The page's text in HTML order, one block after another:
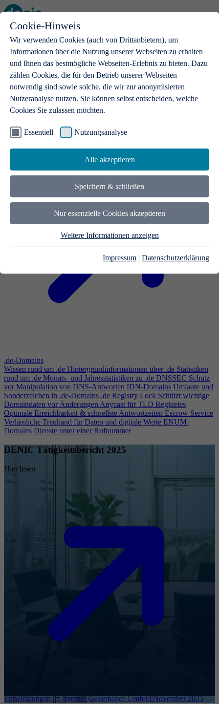
Cookie-Hinweis
Wir verwenden Cookies (auch von Drittanbietern), um
Informationen über die Nutzung unserer Webseiten zu erhalten
und Ihnen das bestmögliche Webseiten-Erlebnis zu bieten. Dazu
zählen Cookies, die für den Betrieb unserer Webseiten
notwendig sind sowie solche, die wir zur anonymisierten
Nutzeranalyse nutzen. Sie können selbst entscheiden, welche
Cookies Sie zulassen möchten.
Essentiell Nutzungsanalyse
Alle akzeptieren
Speichern & schließen
Nur essenzielle Cookies akzeptieren
Weitere Informationen anzeigen
Impressum | Datenschutzerklärung
Open main menu
.de-Domains
Mit einer .de-Domain erhalten Ideen eine Bühne
.de-Domains
Wissen rund um .de Hintergrundinformationen über .de Statistiken
rund um .de Monats- und Jahresstatistiken zu .de DNSSEC Schutz
vor Manipulation von DNS-Antworten IDN-Domains Umlaute und
Sonderzeichen in .de-Domains .de Registry Lock Schützt wichtige
Domaindaten vor ÄnderungenAnycast für TLD Registries
Optimale Erreichbarkeit & schnellste Antwortzeiten Escrow Service
Verlässliche Treuhand für Daten und digitale Werte ENUM-
Domains Dienste unter einer Rufnummer
DENIC Tätigkeitsbericht 2025
Hier lesen
Entwicklungen im Internet Governance Umfeld November 2025